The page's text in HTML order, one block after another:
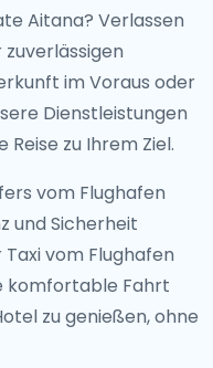
Aitana? Verlassen
im Voraus oder
Dienstleistungen
zu Ihrem Ziel.
vom Flughafen
und Sicherheit
vom Flughafen
komfortable Fahrt
zu genießen, ohne